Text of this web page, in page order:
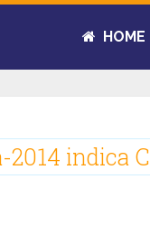
HOME
2014 indica